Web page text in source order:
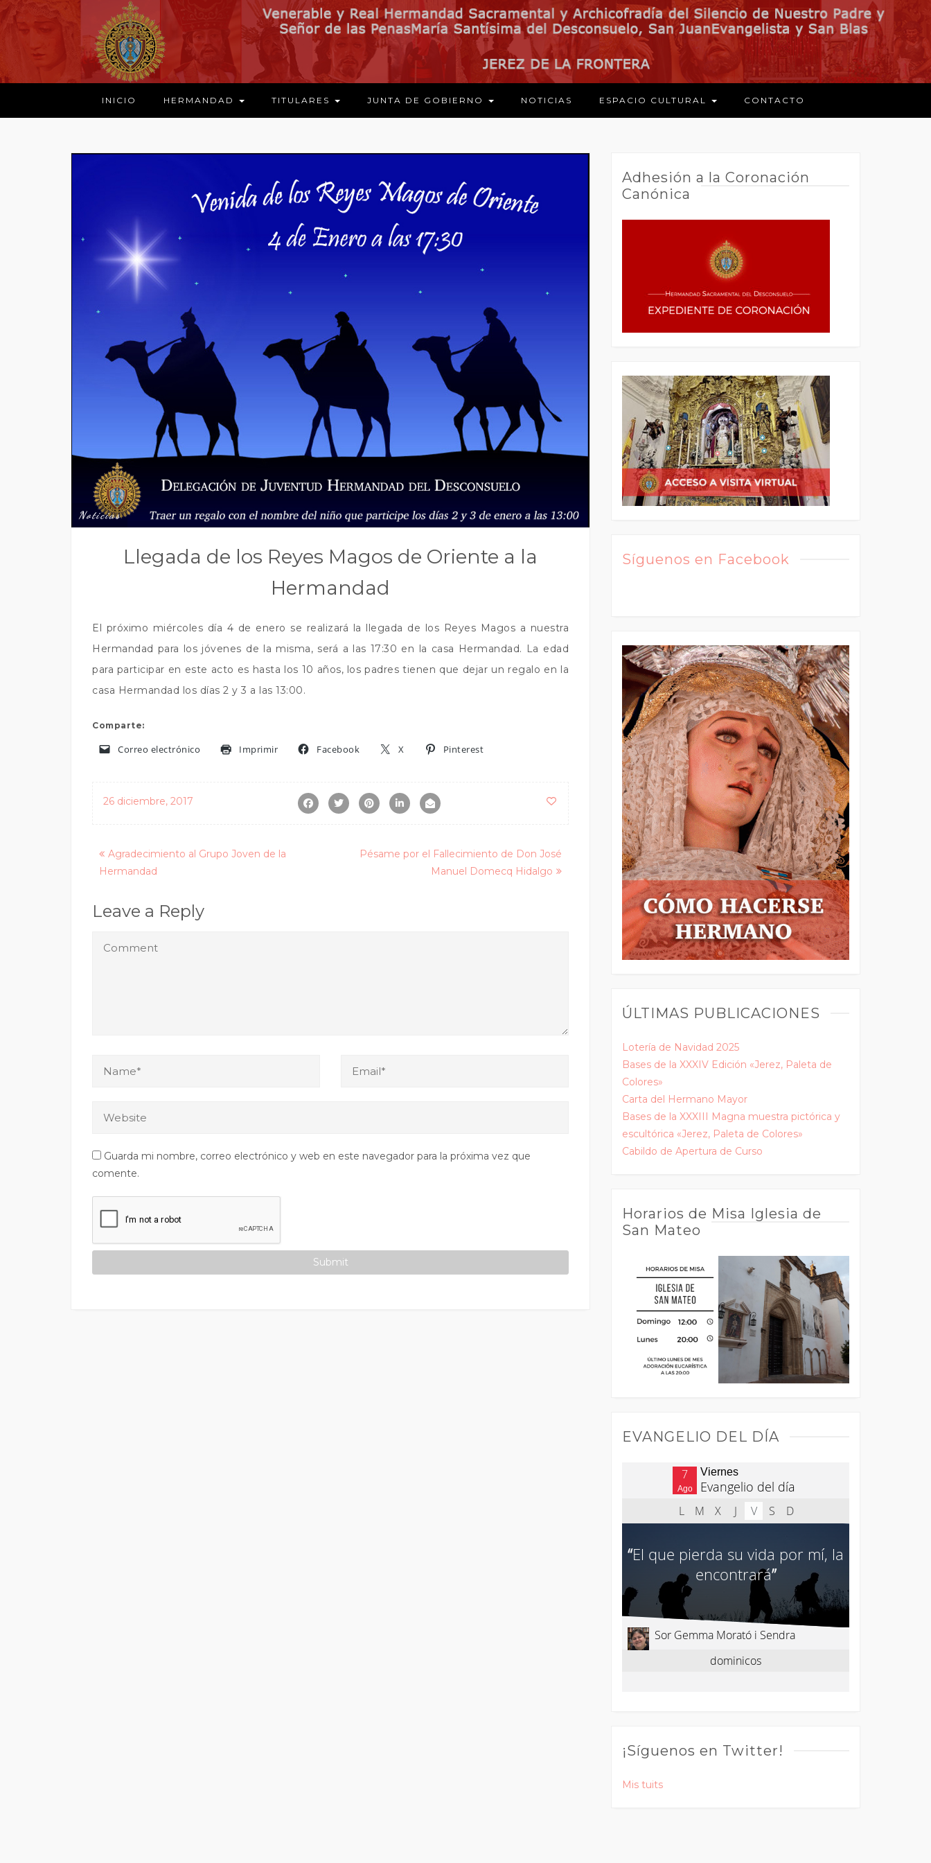
INICIO HERMANDAD TITULARES JUNTA DE GOBIERNO NOTICIAS ESPACIO CULTURAL CONTACTO
Noticias
Llegada de los Reyes Magos de Oriente a la
Hermandad
El próximo miércoles día 4 de enero se realizará la llegada de los Reyes Magos a nuestra
Hermandad para los jóvenes de la misma, será a las 17:30 en la casa Hermandad. La edad
para participar en este acto es hasta los 10 años, los padres tienen que dejar un regalo en la
casa Hermandad los días 2 y 3 a las 13:00.
Comparte:
Correo electrónico Imprimir Facebook X Pinterest
26 diciembre, 2017
Posts
navigation
Agradecimiento al Grupo Joven de la
Hermandad
Pésame por el Fallecimiento de Don José
Manuel Domecq Hidalgo
Leave a Reply
Guarda mi nombre, correo electrónico y web en este navegador para la próxima vez que
comente.
Adhesión a la Coronación
Canónica
Síguenos en Facebook
ÚLTIMAS PUBLICACIONES
Lotería de Navidad 2025
Bases de la XXXIV Edición «Jerez, Paleta de
Colores»
Carta del Hermano Mayor
Bases de la XXXIII Magna muestra pictórica y
escultórica «Jerez, Paleta de Colores»
Cabildo de Apertura de Curso
Horarios de Misa Iglesia de
San Mateo
EVANGELIO DEL DÍA
¡Síguenos en Twitter!
Mis tuits